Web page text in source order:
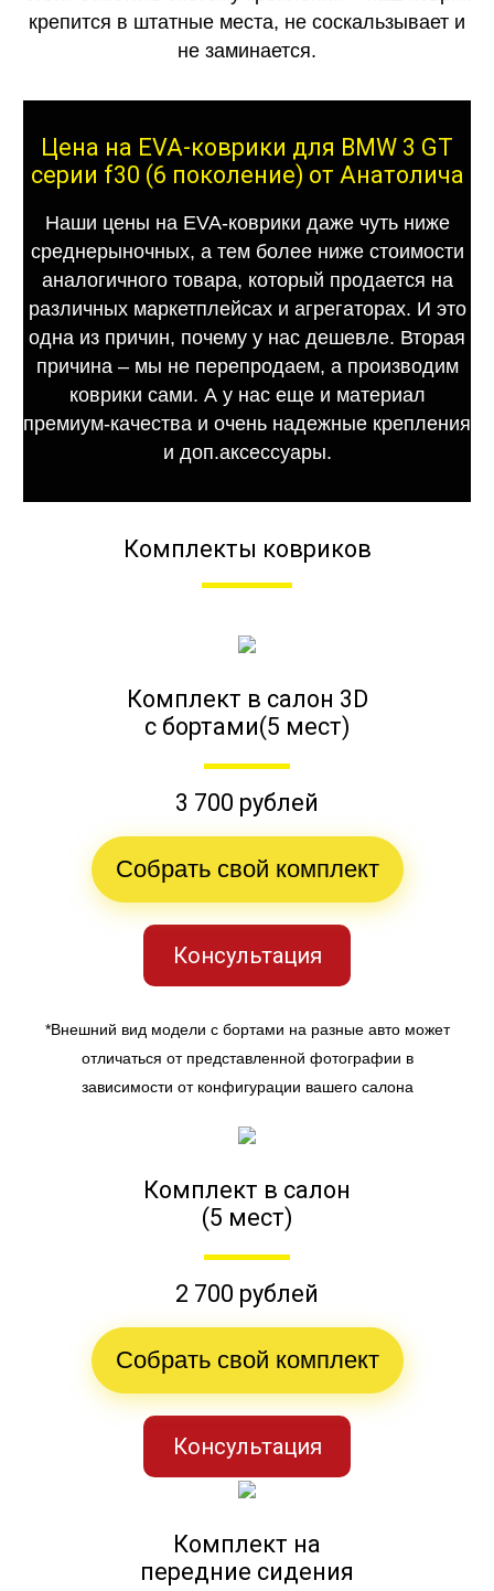
крепится в штатные места, не соскальзывает и
не заминается.
Цена на EVA-коврики для BMW 3 GT
серии f30 (6 поколение) от Анатолича
Наши цены на EVA-коврики даже чуть ниже
среднерыночных, а тем более ниже стоимости
аналогичного товара, который продается на
различных маркетплейсах и агрегаторах. И это
одна из причин, почему у нас дешевле. Вторая
причина – мы не перепродаем, а производим
коврики сами. А у нас еще и материал
премиум-качества и очень надежные крепления
и доп.аксессуары.
Комплекты ковриков
Комплект в салон 3D
с бортами(5 мест)
3 700 рублей
Собрать свой комплект
Консультация
*Внешний вид модели с бортами на разные авто может
отличаться от представленной фотографии в
зависимости от конфигурации вашего салона
Комплект в салон
(5 мест)
2 700 рублей
Собрать свой комплект
Консультация
Комплект на
передние сидения